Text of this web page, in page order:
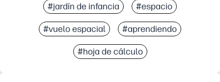
#jardín de infancia #espacio
#vuelo espacial #aprendiendo
#hoja de cálculo